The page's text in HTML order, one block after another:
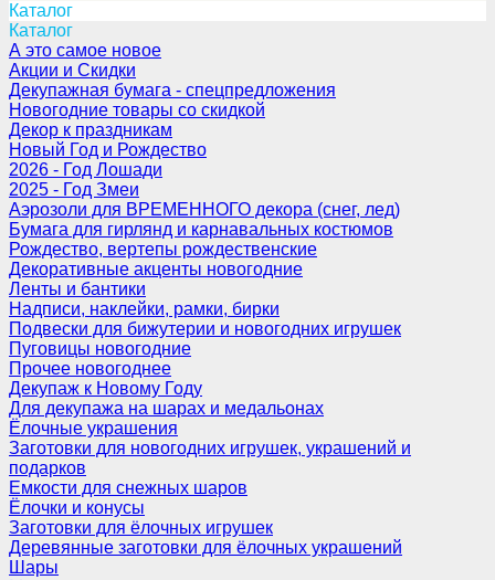
Каталог
Каталог
А это самое новое
Акции и Скидки
Декупажная бумага - спецпредложения
Новогодние товары со скидкой
Декор к праздникам
Новый Год и Рождество
2026 - Год Лошади
2025 - Год Змеи
Аэрозоли для ВРЕМЕННОГО декора (снег, лед)
Бумага для гирлянд и карнавальных костюмов
Рождество, вертепы рождественские
Декоративные акценты новогодние
Ленты и бантики
Надписи, наклейки, рамки, бирки
Подвески для бижутерии и новогодних игрушек
Пуговицы новогодние
Прочее новогоднее
Декупаж к Новому Году
Для декупажа на шарах и медальонах
Ёлочные украшения
Заготовки для новогодних игрушек, украшений и
подарков
Емкости для снежных шаров
Ёлочки и конусы
Заготовки для ёлочных игрушек
Деревянные заготовки для ёлочных украшений
Шары